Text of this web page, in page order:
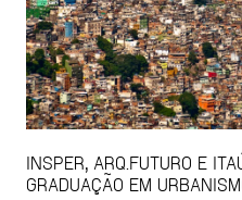
INSPER, ARQ.FUTURO E
GRADUAÇÃO EM